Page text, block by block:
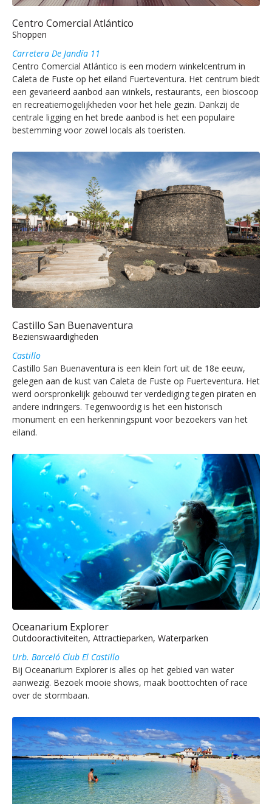
Centro Comercial Atlántico
Shoppen
Carretera De Jandía 11
Centro Comercial Atlántico is een modern winkelcentrum in
Caleta de Fuste op het eiland Fuerteventura. Het centrum biedt
een gevarieerd aanbod aan winkels, restaurants, een bioscoop
en recreatiemogelijkheden voor het hele gezin. Dankzij de
centrale ligging en het brede aanbod is het een populaire
bestemming voor zowel locals als toeristen.
Castillo San Buenaventura
Bezienswaardigheden
Castillo
Castillo San Buenaventura is een klein fort uit de 18e eeuw,
gelegen aan de kust van Caleta de Fuste op Fuerteventura. Het
werd oorspronkelijk gebouwd ter verdediging tegen piraten en
andere indringers. Tegenwoordig is het een historisch
monument en een herkenningspunt voor bezoekers van het
eiland.
Oceanarium Explorer
Outdooractiviteiten, Attractieparken, Waterparken
Urb. Barceló Club El Castillo
Bij Oceanarium Explorer is alles op het gebied van water
aanwezig. Bezoek mooie shows, maak boottochten of race
over de stormbaan.